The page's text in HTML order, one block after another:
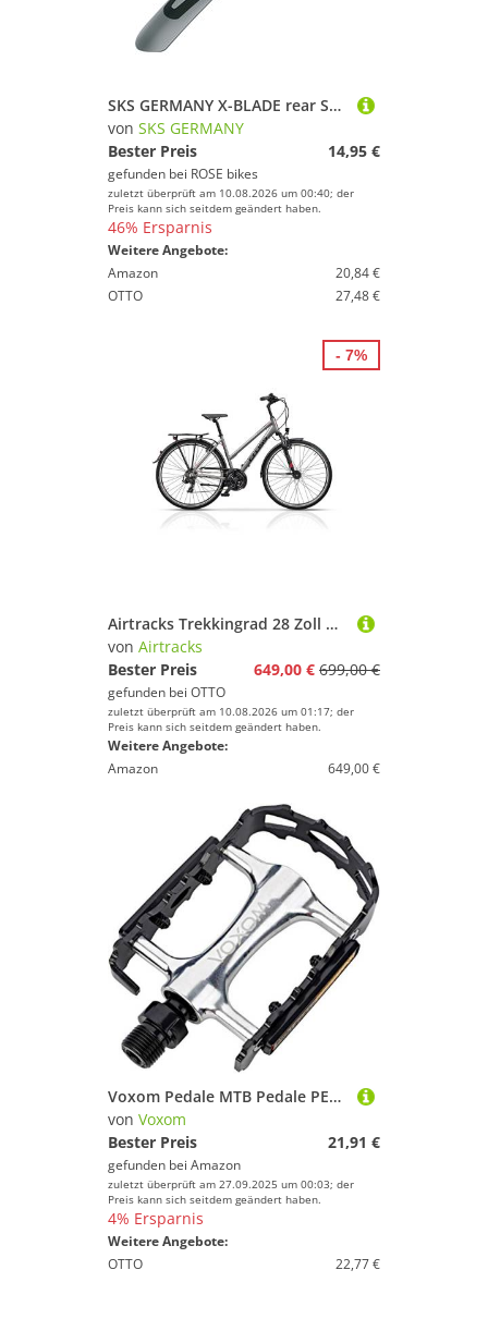
SKS GERMANY X-BLADE rear Schutzblech
von SKS GERMANY
Bester Preis
14,95 €
gefunden bei ROSE bikes
zuletzt überprüft am 10.08.2026 um 00:40; der
Preis kann sich seitdem geändert haben.
46% Ersparnis
Weitere Angebote:
Amazon
20,84 €
OTTO
27,48 €
Airtracks Trekkingrad 28 Zoll Damen Trekking Fahrrad AREA LADY, 21 Gang Shimano Shimano Schaltwerk, Kettenschaltung, Silber - Rahmenhöhen 44cm 48 cm 52 cm » Mod. 2026
von Airtracks
Bester Preis
649,00 € 699,00 €
gefunden bei OTTO
zuletzt überprüft am 10.08.2026 um 01:17; der
Preis kann sich seitdem geändert haben.
Weitere Angebote:
Amazon
649,00 €
- 7%
Voxom Pedale MTB Pedale PE3 Schwarz, One Size, 717000002
von Voxom
Bester Preis
21,91 €
gefunden bei Amazon
zuletzt überprüft am 27.09.2025 um 00:03; der
Preis kann sich seitdem geändert haben.
4% Ersparnis
Weitere Angebote:
OTTO
22,77 €